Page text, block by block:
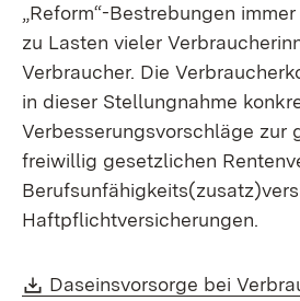
„Reform“-Bestrebungen
zu Lasten vieler
Verbraucher. Die
in dieser Stellungnahme
Verbesserungsvorschläge zur
freiwillig gesetzlichen
Haftpflichtversicherungen.
Download:
Daseinsvorsorge bei